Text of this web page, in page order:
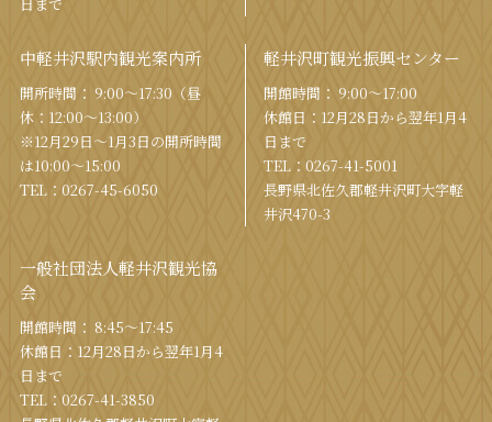
中軽井沢駅内観光案内所
開所時間： 9:00〜17:30（昼
休：12:00〜13:00）
※12月29日〜1月3日の開所時間
は10:00〜15:00
TEL： 0267-45-6050
軽井沢町観光振興センター
開館時間： 9:00〜17:00
休館⽇：12⽉28⽇から翌年1⽉4
⽇まで
TEL： 0267-41-5001
⻑野県北佐久郡軽井沢町⼤字軽
井沢470-3
一般社団法人軽井沢観光協
会
開館時間： 8:45～17:45
休館⽇：12⽉28⽇から翌年1⽉4
⽇まで
TEL： 0267-41-3850